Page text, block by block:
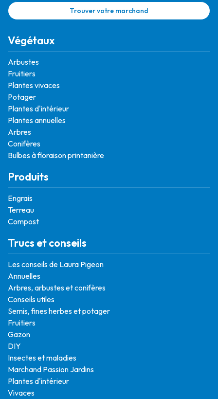
Trouver votre marchand
Végétaux
Arbustes
Fruitiers
Plantes vivaces
Potager
Plantes d'intérieur
Plantes annuelles
Arbres
Conifères
Bulbes à floraison printanière
Produits
Engrais
Terreau
Compost
Trucs et conseils
Les conseils de Laura Pigeon
Annuelles
Arbres, arbustes et conifères
Conseils utiles
Semis, fines herbes et potager
Fruitiers
Gazon
DIY
Insectes et maladies
Marchand Passion Jardins
Plantes d'intérieur
Vivaces